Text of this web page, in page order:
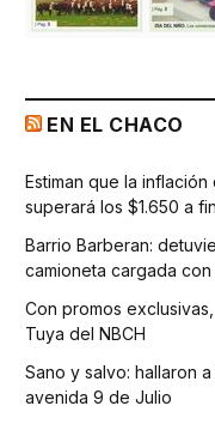
EN EL CHACO
Estiman que la
superará los $1.650 a
Barrio Barberan:
camioneta cargada
Con promos
Tuya del NBCH
Sano y salvo: hallaron
avenida 9 de Julio